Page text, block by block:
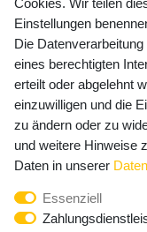
Newsletter
E-MAIL **
Newsletter
Honig
Hiermit bestätige
widerrufen.**
Cookies. Wir teilen
Einstellungen
Die
eines berechtigten
erteilt oder abgelehnt
einzuwilligen und die
zu ändern oder zu
und weitere Hinweise
Daten in unserer
Essenziell